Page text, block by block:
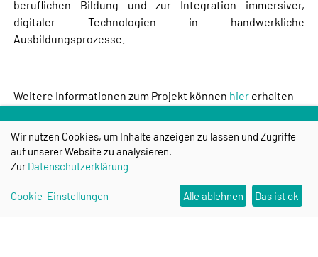
beruflichen Bildung und zur Integration immersiver,
digitaler Technologien in handwerkliche
Ausbildungsprozesse.
Weitere Informationen zum Projekt können hier erhalten
Wir nutzen Cookies, um Inhalte anzeigen zu lassen und Zugriffe
auf unserer Website zu analysieren.
ZurDatenschutzerklärung
Cookie-Einstellungen Alle ablehnen Das ist ok